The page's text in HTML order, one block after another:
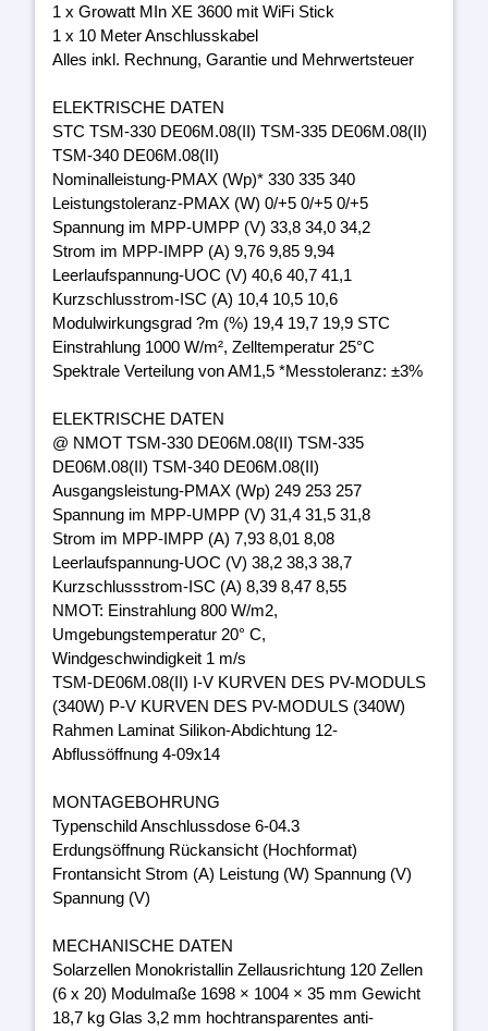
1 x Growatt MIn XE 3600 mit WiFi Stick
1 x 10 Meter Anschlusskabel
Alles inkl. Rechnung, Garantie und Mehrwertsteuer
ELEKTRISCHE DATEN
STC TSM-330 DE06M.08(II) TSM-335 DE06M.08(II)
TSM-340 DE06M.08(II)
Nominalleistung-PMAX (Wp)* 330 335 340
Leistungstoleranz-PMAX (W) 0/+5 0/+5 0/+5
Spannung im MPP-UMPP (V) 33,8 34,0 34,2
Strom im MPP-IMPP (A) 9,76 9,85 9,94
Leerlaufspannung-UOC (V) 40,6 40,7 41,1
Kurzschlusstrom-ISC (A) 10,4 10,5 10,6
Modulwirkungsgrad ?m (%) 19,4 19,7 19,9 STC
Einstrahlung 1000 W/m², Zelltemperatur 25°C
Spektrale Verteilung von AM1,5 *Messtoleranz: ±3%
ELEKTRISCHE DATEN
@ NMOT TSM-330 DE06M.08(II) TSM-335
DE06M.08(II) TSM-340 DE06M.08(II)
Ausgangsleistung-PMAX (Wp) 249 253 257
Spannung im MPP-UMPP (V) 31,4 31,5 31,8
Strom im MPP-IMPP (A) 7,93 8,01 8,08
Leerlaufspannung-UOC (V) 38,2 38,3 38,7
Kurzschlussstrom-ISC (A) 8,39 8,47 8,55
NMOT: Einstrahlung 800 W/m2,
Umgebungstemperatur 20° C,
Windgeschwindigkeit 1 m/s
TSM-DE06M.08(II) I-V KURVEN DES PV-MODULS
(340W) P-V KURVEN DES PV-MODULS (340W)
Rahmen Laminat Silikon-Abdichtung 12-
Abflussöffnung 4-09x14
MONTAGEBOHRUNG
Typenschild Anschlussdose 6-04.3
Erdungsöffnung Rückansicht (Hochformat)
Frontansicht Strom (A) Leistung (W) Spannung (V)
Spannung (V)
MECHANISCHE DATEN
Solarzellen Monokristallin Zellausrichtung 120 Zellen
(6 x 20) Modulmaße 1698 × 1004 × 35 mm Gewicht
18,7 kg Glas 3,2 mm hochtransparentes anti-